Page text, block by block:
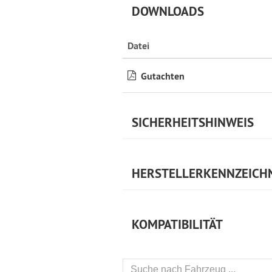
DOWNLOADS
Datei
Gutachten
SICHERHEITSHINWEIS
KOMPATIBILITÄT